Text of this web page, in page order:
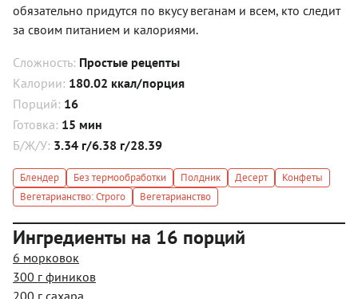
обязательно придутся по вкусу веганам и всем, кто следит
за своим питанием и калориями.
Сложность: Простые рецепты
Калории: 180.02 ккал/порция
Порций: 16
Готовка: 15 мин
Б/Ж/У: 3.34 г/6.38 г/28.39
Блендер Без термообработки Полдник Десерт
Конфеты
Вегетарианство: Строго
Вегетарианство
Ингредиенты на 16 порций
6 морковок
300 г фиников
200 г сахара